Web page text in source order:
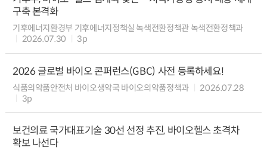
구축 본격화
기후에너지환경부 기후에너지정책실 녹색전환정책관 녹색전환정책과
2026.07.30
3p
2026 글로벌 바이오 콘퍼런스(GBC) 사전 등록하세요!
식품의약품안전처 바이오생약국 바이오의약품정책과
2026.07.28
3p
보건의료 국가대표기술 30선 선정 추진, 바이오헬스 초격차
확보 나선다